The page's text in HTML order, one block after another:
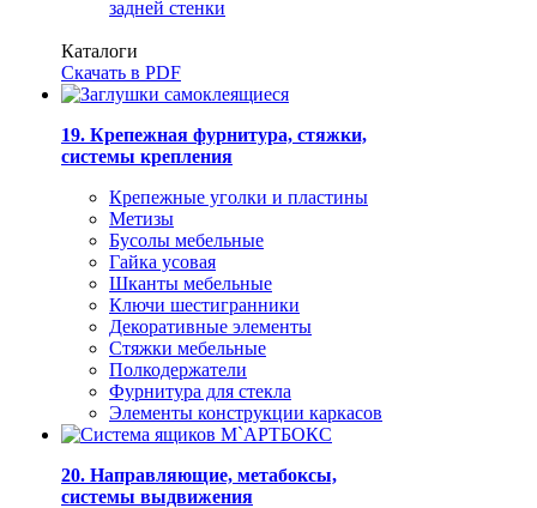
задней стенки
Каталоги
Скачать в PDF
19. Крепежная фурнитура, стяжки,
системы крепления
Крепежные уголки и пластины
Метизы
Бусолы мебельные
Гайка усовая
Шканты мебельные
Ключи шестигранники
Декоративные элементы
Стяжки мебельные
Полкодержатели
Фурнитура для стекла
Элементы конструкции каркасов
20. Направляющие, метабоксы,
системы выдвижения